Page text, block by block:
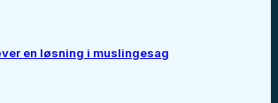
en løsning i muslingesag